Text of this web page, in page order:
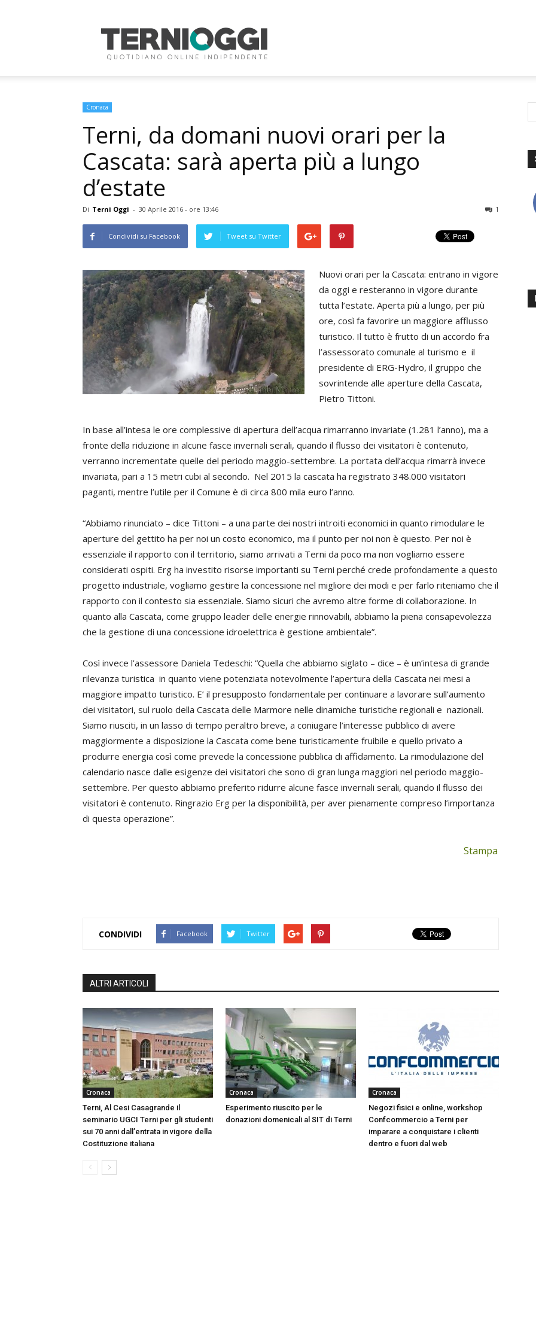
Oggi
Cronaca
Terni, da domani nuovi orari per la
Cascata: sarà aperta più a lungo
d’estate
Di Terni Oggi - 30 Aprile 2016 - ore 13:46 1
Condividi su Facebook Tweet su Twitter
Nuovi orari per la Cascata: entrano in vigore
da oggi e resteranno in vigore durante
tutta l’estate. Aperta più a lungo, per più
ore, così fa favorire un maggiore afflusso
turistico. Il tutto è frutto di un accordo fra
l’assessorato comunale al turismo e il
presidente di ERG-Hydro, il gruppo che
sovrintende alle aperture della Cascata,
Pietro Tittoni.
In base all’intesa le ore complessive di apertura dell’acqua rimarranno invariate (1.281 l’anno), ma a
fronte della riduzione in alcune fasce invernali serali, quando il flusso dei visitatori è contenuto,
verranno incrementate quelle del periodo maggio-settembre. La portata dell’acqua rimarrà invece
invariata, pari a 15 metri cubi al secondo. Nel 2015 la cascata ha registrato 348.000 visitatori
paganti, mentre l’utile per il Comune è di circa 800 mila euro l’anno.
“Abbiamo rinunciato – dice Tittoni – a una parte dei nostri introiti economici in quanto rimodulare le
aperture del gettito ha per noi un costo economico, ma il punto per noi non è questo. Per noi è
essenziale il rapporto con il territorio, siamo arrivati a Terni da poco ma non vogliamo essere
considerati ospiti. Erg ha investito risorse importanti su Terni perché crede profondamente a questo
progetto industriale, vogliamo gestire la concessione nel migliore dei modi e per farlo riteniamo che il
rapporto con il contesto sia essenziale. Siamo sicuri che avremo altre forme di collaborazione. In
quanto alla Cascata, come gruppo leader delle energie rinnovabili, abbiamo la piena consapevolezza
che la gestione di una concessione idroelettrica è gestione ambientale”.
Così invece l’assessore Daniela Tedeschi: “Quella che abbiamo siglato – dice – è un’intesa di grande
rilevanza turistica in quanto viene potenziata notevolmente l’apertura della Cascata nei mesi a
maggiore impatto turistico. E’ il presupposto fondamentale per continuare a lavorare sull’aumento
dei visitatori, sul ruolo della Cascata delle Marmore nelle dinamiche turistiche regionali e nazionali.
Siamo riusciti, in un lasso di tempo peraltro breve, a coniugare l’interesse pubblico di avere
maggiormente a disposizione la Cascata come bene turisticamente fruibile e quello privato a
produrre energia così come prevede la concessione pubblica di affidamento. La rimodulazione del
calendario nasce dalle esigenze dei visitatori che sono di gran lunga maggiori nel periodo maggio-
settembre. Per questo abbiamo preferito ridurre alcune fasce invernali serali, quando il flusso dei
visitatori è contenuto. Ringrazio Erg per la disponibilità, per aver pienamente compreso l’importanza
di questa operazione”.
Stampa
CONDIVIDI Facebook Twitter
ALTRI ARTICOLI
Cronaca
Terni, Al Cesi Casagrande il
seminario UGCI Terni per gli studenti
sui 70 anni dall’entrata in vigore della
Costituzione italiana
Cronaca
Esperimento riuscito per le
donazioni domenicali al SIT di Terni
Cronaca
Negozi fisici e online, workshop
Confcommercio a Terni per
imparare a conquistare i clienti
dentro e fuori dal web